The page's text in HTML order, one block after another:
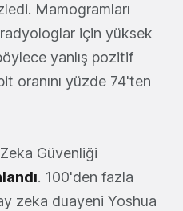
Mamogramları
için yüksek
yanlış pozitif
oranını yüzde 74'ten
Güvenliği
. 100'den fazla
zeka duayeni Yoshua